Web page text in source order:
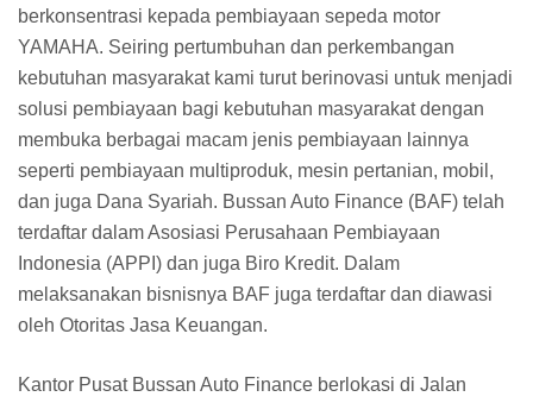
berkonsentrasi kepada pembiayaan sepeda motor
YAMAHA. Seiring pertumbuhan dan perkembangan
kebutuhan masyarakat kami turut berinovasi untuk menjadi
solusi pembiayaan bagi kebutuhan masyarakat dengan
membuka berbagai macam jenis pembiayaan lainnya
seperti pembiayaan multiproduk, mesin pertanian, mobil,
dan juga Dana Syariah. Bussan Auto Finance (BAF) telah
terdaftar dalam Asosiasi Perusahaan Pembiayaan
Indonesia (APPI) dan juga Biro Kredit. Dalam
melaksanakan bisnisnya BAF juga terdaftar dan diawasi
oleh Otoritas Jasa Keuangan.
Kantor Pusat Bussan Auto Finance berlokasi di Jalan